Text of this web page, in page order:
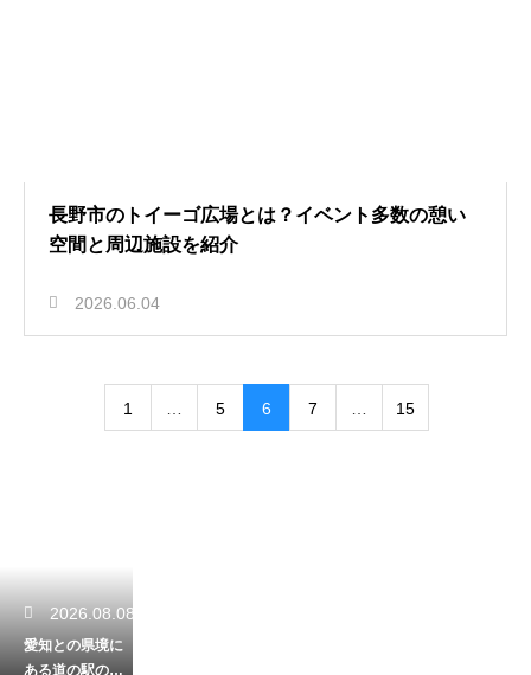
長野市のトイーゴ広場とは？イベント多数の憩い
空間と周辺施設を紹介
2026.06.04
1 5 6 7 15
2026.08.08
愛知との県境に
ある道の駅のど